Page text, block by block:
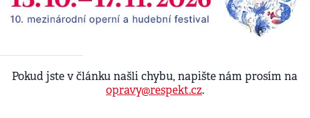
Pokud jste v článku našli chybu, napište nám prosím na
opravy@respekt.cz.